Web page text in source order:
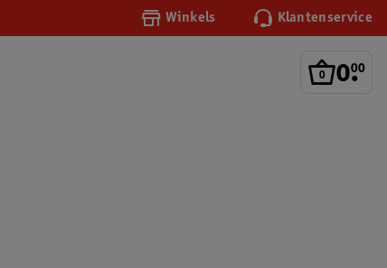
Winkels Klantenservice
0.
00